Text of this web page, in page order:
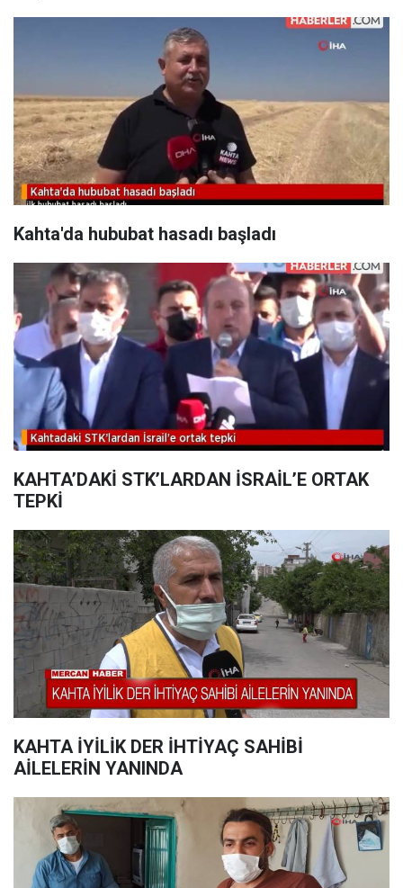
Kahta'da hububat hasadı başladı
KAHTA’DAKİ STK’LARDAN İSRAİL’E ORTAK
TEPKİ
KAHTA İYİLİK DER İHTİYAÇ SAHİBİ
AİLELERİN YANINDA